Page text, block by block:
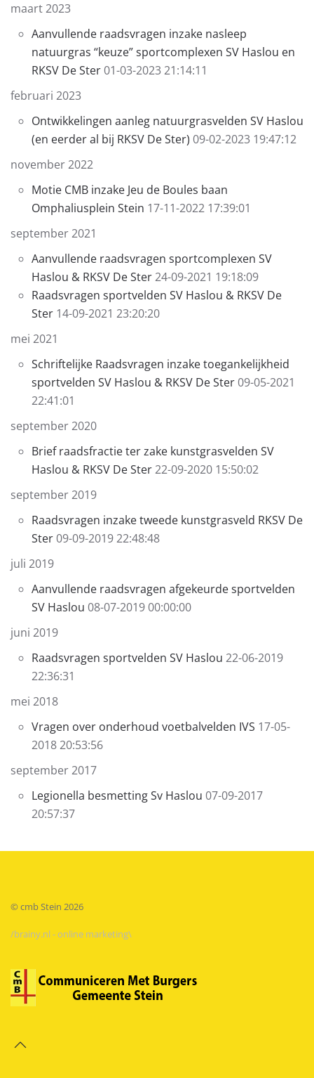
maart 2023
Aanvullende raadsvragen inzake nasleep
natuurgras “keuze” sportcomplexen SV Haslou en
RKSV De Ster01-03-2023 21:14:11
februari 2023
Ontwikkelingen aanleg natuurgrasvelden SV Haslou
(en eerder al bij RKSV De Ster) 09-02-2023 19:47:12
november 2022
Motie CMB inzake Jeu de Boules baan
Omphaliusplein Stein 17-11-2022 17:39:01
september 2021
Aanvullende raadsvragen sportcomplexen SV
Haslou & RKSV De Ster24-09-2021 19:18:09
Raadsvragen sportvelden SV Haslou & RKSV De
Ster 14-09-2021 23:20:20
mei 2021
Schriftelijke Raadsvragen inzake toegankelijkheid
sportvelden SV Haslou & RKSV De Ster09-05-2021
22:41:01
september 2020
Brief raadsfractie ter zake kunstgrasvelden SV
Haslou & RKSV De Ster22-09-2020 15:50:02
september 2019
Raadsvragen inzake tweede kunstgrasveld RKSV De
Ster09-09-2019 22:48:48
juli 2019
Aanvullende raadsvragen afgekeurde sportvelden
SV Haslou 08-07-2019 00:00:00
juni 2019
Raadsvragen sportvelden SV Haslou 22-06-2019
22:36:31
mei 2018
Vragen over onderhoud voetbalvelden IVS 17-05-
2018 20:53:56
september 2017
Legionella besmetting Sv Haslou 07-09-2017
20:57:37
© cmb Stein 2026
/brainy.nl - online marketing\